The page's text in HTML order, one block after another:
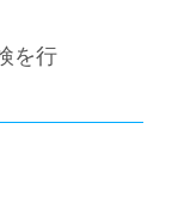
を行